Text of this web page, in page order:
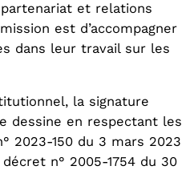
et relations
est d’accompagner
dans leur travail sur les
la signature
dessine en respectant les
2023-150 du 3 mars 2023
n° 2005-1754 du 30